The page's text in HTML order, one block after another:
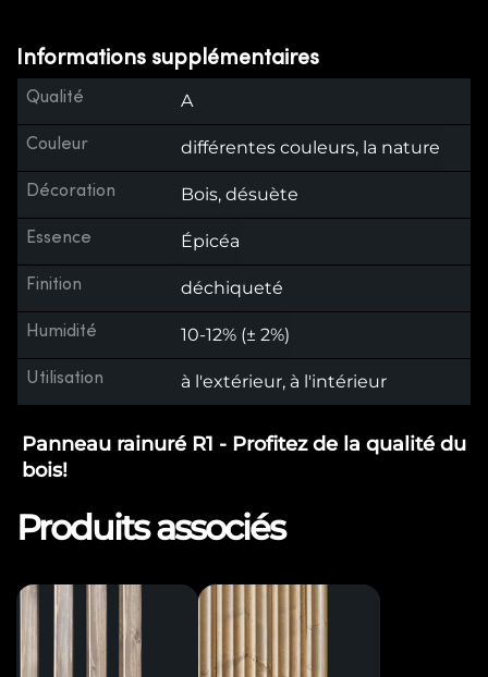
Informations supplémentaires
Qualité A
Couleur différentes couleurs, la nature
Décoration Bois, désuète
Essence Épicéa
Finition déchiqueté
Humidité 10-12% (± 2%)
Utilisation à l'extérieur, à l'intérieur
Panneau rainuré R1 - Profitez de la qualité du
bois!
Produits associés